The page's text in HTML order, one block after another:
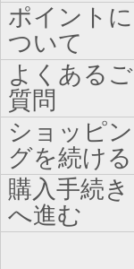
ポイントに
ついて
よくあるご
質問
ショッピン
グを続ける
購入手続き
へ進む